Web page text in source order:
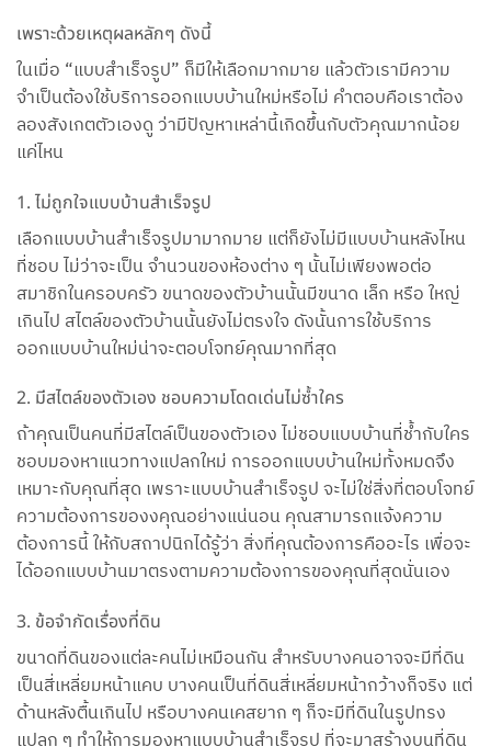
เพราะด้วยเหตุผลหลักๆ ดังนี้
ในเมื่อ “แบบสำเร็จรูป” ก็มีให้เลือกมากมาย แล้วตัวเรามีความ
จำเป็นต้องใช้บริการออกแบบบ้านใหม่หรือไม่ คำตอบคือเราต้อง
ลองสังเกตตัวเองดู ว่ามีปัญหาเหล่านี้เกิดขึ้นกับตัวคุณมากน้อย
แค่ไหน
1. ไม่ถูกใจแบบบ้านสำเร็จรูป
เลือกแบบบ้านสำเร็จรูปมามากมาย แต่ก็ยังไม่มีแบบบ้านหลังไหน
ที่ชอบ ไม่ว่าจะเป็น จำนวนของห้องต่าง ๆ นั้นไม่เพียงพอต่อ
สมาชิกในครอบครัว ขนาดของตัวบ้านนั้นมีขนาด เล็ก หรือ ใหญ่
เกินไป สไตล์ของตัวบ้านนั้นยังไม่ตรงใจ ดังนั้นการใช้บริการ
ออกแบบบ้านใหม่น่าจะตอบโจทย์คุณมากที่สุด
2. มีสไตล์ของตัวเอง ชอบความโดดเด่นไม่ซ้ำใคร
ถ้าคุณเป็นคนที่มีสไตล์เป็นของตัวเอง ไม่ชอบแบบบ้านที่ช้ำกับใคร
ชอบมองหาแนวทางแปลกใหม่ การออกแบบบ้านใหม่ทั้งหมดจึง
เหมาะกับคุณที่สุด เพราะแบบบ้านสำเร็จรูป จะไม่ใช่สิ่งที่ตอบโจทย์
ความต้องการของงคุณอย่างแน่นอน คุณสามารถแจ้งความ
ต้องการนี้ ให้กับสถาปนิกได้รู้ว่า สิ่งที่คุณต้องการคืออะไร เพื่อจะ
ได้ออกแบบบ้านมาตรงตามความต้องการของคุณที่สุดนั่นเอง
3. ข้อจำกัดเรื่องที่ดิน
ขนาดที่ดินของแต่ละคนไม่เหมือนกัน สำหรับบางคนอาจจะมีที่ดิน
เป็นสี่เหลี่ยมหน้าแคบ บางคนเป็นที่ดินสี่เหลี่ยมหน้ากว้างก็จริง แต่
ด้านหลังตื้นเกินไป หรือบางคนเคสยาก ๆ ก็จะมีที่ดินในรูปทรง
แปลก ๆ ทำให้การมองหาแบบบ้านสำเร็จรูป ที่จะมาสร้างบนที่ดิน